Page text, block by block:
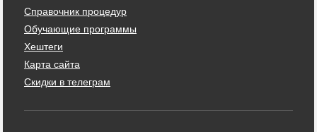
Справочник процедур
Обучающие программы
Хештеги
Карта сайта
Скидки в телеграм